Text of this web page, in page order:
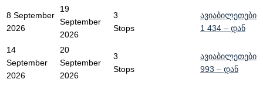
8 September
2026
19
September
2026
3
Stops
ავიაბილეთები
1 434 – დან
14
September
2026
20
September
2026
3
Stops
ავიაბილეთები
993 – დან